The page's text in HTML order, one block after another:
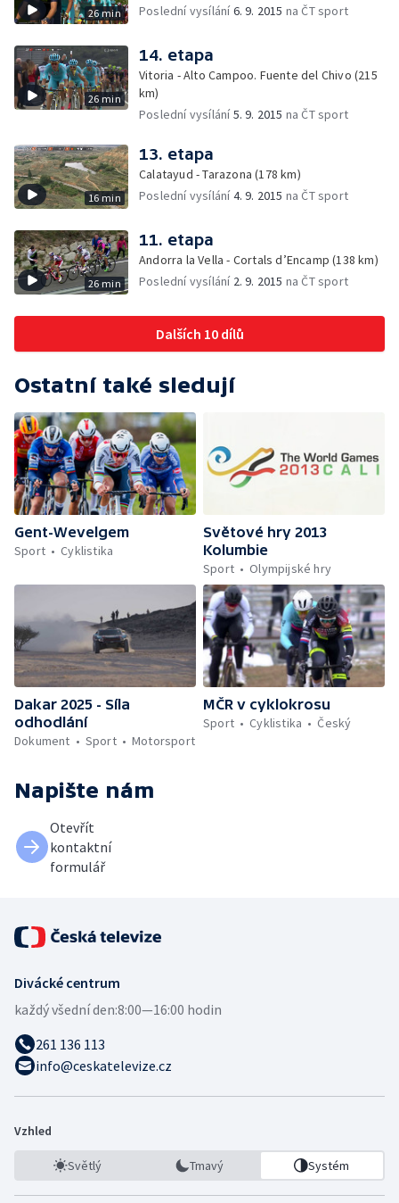
26 min
Poslední vysílání6. 9. 2015 na ČT sport
26 min
14. etapa
Vitoria - Alto Campoo. Fuente del Chivo (215
km)
Poslední vysílání5. 9. 2015 na ČT sport
16 min
13. etapa
Calatayud - Tarazona (178 km)
Poslední vysílání4. 9. 2015 na ČT sport
26 min
11. etapa
Andorra la Vella - Cortals d’Encamp (138 km)
Poslední vysílání 2. 9. 2015 na ČT sport
Dalších 10 dílů
Ostatní také sledují
Gent-Wevelgem
Sport
Cyklistika
Světové hry 2013
Kolumbie
Sport
Olympijské hry
Dakar 2025 - Síla
odhodlání
Dokument
Sport Motorsport
MČR v cyklokrosu
Sport
Cyklistika Český
Napište nám
Otevřít
kontaktní
formulář
Divácké centrum
každý všední den:8:00—16:00 hodin
261 136 113
info@ceskatelevize.cz
Vzhled
Světlý Tmavý Systém